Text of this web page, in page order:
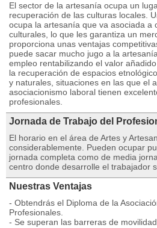
El sector de la artesanía ocupa un
recuperación de las culturas locales.
ocupa la artesanía que va asociada a
culturales, lo que les garantiza un
proporciona unas ventajas
puede sacar mucho jugo a la
empleo rentabilizando el valor
la recuperación de espacios
y naturales, situaciones en las que el
asociacionismo laboral tienen
profesionales.
Jornada de Trabajo del
El horario en el área de Artes y
considerablemente. Pueden ocupar
jornada completa como de media
centro donde desarrolle el trabajador
Nuestras Ventajas
- Obtendrás el Diploma de la
Profesionales.
- Se superan las barreras de